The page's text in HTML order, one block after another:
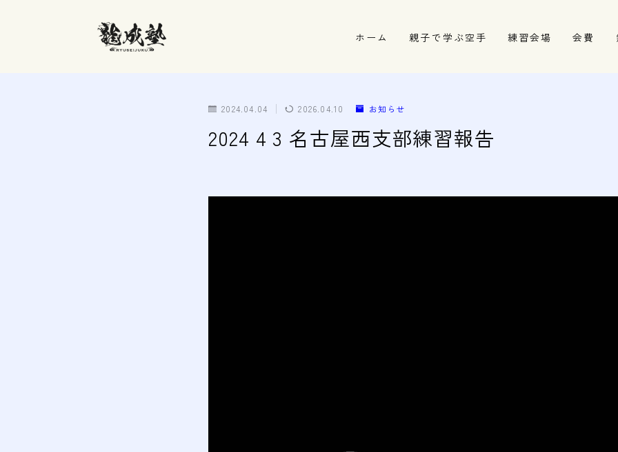
ホーム 親子で学ぶ空手 練習会場 会費
2024.04.04 2026.04.10 お知らせ
2024 4 3 名古屋西支部練習報告